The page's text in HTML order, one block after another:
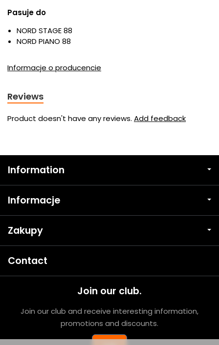
Pasuje do
NORD STAGE 88
NORD PIANO 88
Informacje o producencie
Reviews
Product doesn't have any reviews. Add feedback
Information
Informacje
Zakupy
Contact
Join our club.
Join our club and receive interesting information,
promotions and discounts.